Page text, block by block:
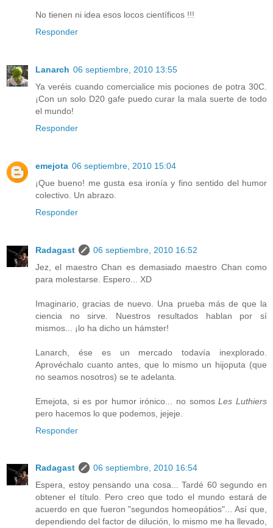
No tienen ni idea esos locos científicos !!!
Responder
Lanarch 06 septiembre, 2010 13:55
Ya veréis cuando comercialice mis pociones de potra 30C.
¡Con un solo D20 gafe puedo curar la mala suerte de todo
el mundo!
Responder
emejota 06 septiembre, 2010 15:04
¡Que bueno! me gusta esa ironía y fino sentido del humor
colectivo. Un abrazo.
Responder
Radagast
06 septiembre, 2010 16:52
Jez, el maestro Chan es demasiado maestro Chan como
para molestarse. Espero... XD
Imaginario, gracias de nuevo. Una prueba más de que la
ciencia no sirve. Nuestros resultados hablan por sí
mismos... ¡lo ha dicho un hámster!
Lanarch, ése es un mercado todavía inexplorado.
Aprovéchalo cuanto antes, que lo mismo un hijoputa (que
no seamos nosotros) se te adelanta.
Emejota, si es por humor irónico... no somosLes Luthiers
pero hacemos lo que podemos, jejeje.
Responder
Radagast
06 septiembre, 2010 16:54
Espera, estoy pensando una cosa... Tardé 60 segundo en
obtener el título. Pero creo que todo el mundo estará de
acuerdo en que fueron "segundos homeopátios"... Así que,
dependiendo del factor de dilución, lo mismo me ha llevado,